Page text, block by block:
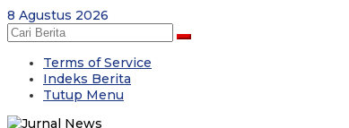
Skip
to
content
8 Agustus 2026
Terms of Service
Indeks Berita
Tutup Menu